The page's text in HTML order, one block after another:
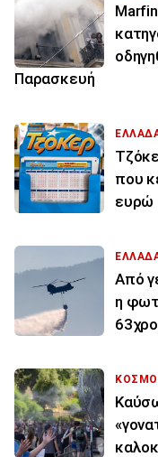
Παρασκευή
που
ευρώ
Από
η